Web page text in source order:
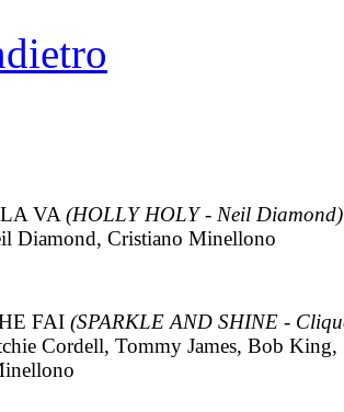
VA(HOLLY HOLY - Neil Diamond)
Diamond, Cristiano Minellono
FAI (SPARKLE AND SHINE -
Cordell, Tommy James, Bob King,